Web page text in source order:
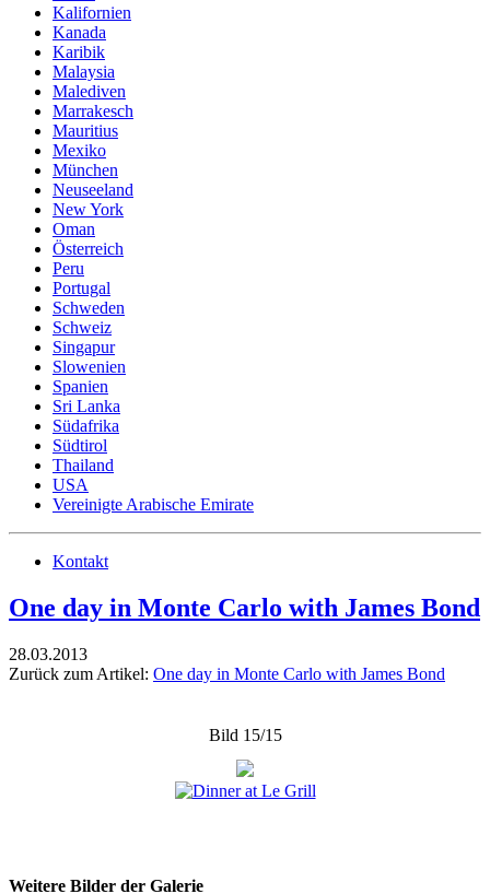
Kalifornien
Kanada
Karibik
Malaysia
Malediven
Marrakesch
Mauritius
Mexiko
München
Neuseeland
New York
Oman
Österreich
Peru
Portugal
Schweden
Schweiz
Singapur
Slowenien
Spanien
Sri Lanka
Südafrika
Südtirol
Thailand
USA
Vereinigte Arabische Emirate
Kontakt
One day in Monte Carlo with James Bond
28.03.2013
Zurück zum Artikel: One day in Monte Carlo with James Bond
Bild 15/15
Weitere Bilder der Galerie